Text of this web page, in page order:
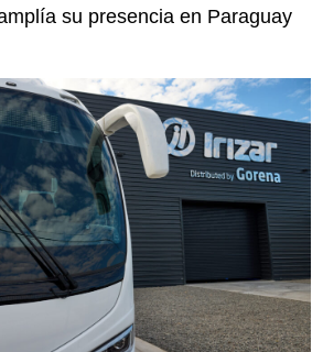
su presencia en Paraguay